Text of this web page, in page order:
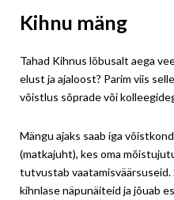
Kihnu mäng
Tahad Kihnus lõbusalt aega
elust ja ajaloost? Parim viis
võistlus sõprade või
Mängu ajaks saab iga
(matkajuht), kes oma
tutvustab vaatamisväärsuseid.
kihnlase näpunäiteid ja jõuab